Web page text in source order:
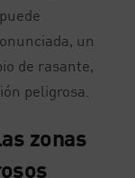
un
de rasante,
peligrosa.
zonas